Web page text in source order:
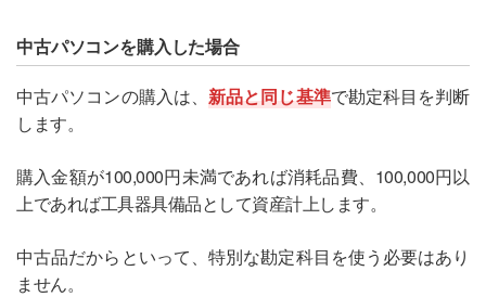
中古パソコンを購入した場合
中古パソコンの購入は、新品と同じ基準で勘定科目を判断
します。
購入金額が100,000円未満であれば消耗品費、100,000円以
上であれば工具器具備品として資産計上します。
中古品だからといって、特別な勘定科目を使う必要はあり
ません。